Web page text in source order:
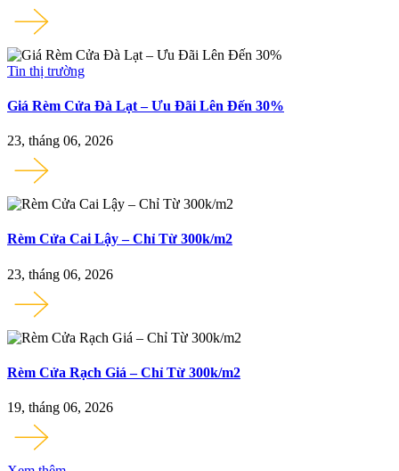
Tin thị trường
Giá Rèm Cửa Đà Lạt – Ưu Đãi Lên Đến 30%
23, tháng 06, 2026
Rèm Cửa Cai Lậy – Chỉ Từ 300k/m2
23, tháng 06, 2026
Rèm Cửa Rạch Giá – Chỉ Từ 300k/m2
19, tháng 06, 2026